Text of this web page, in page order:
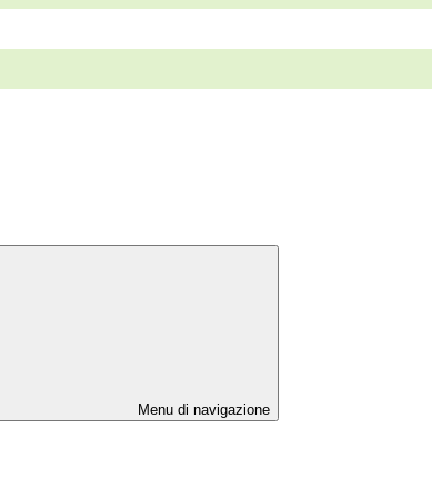
Menu di navigazione